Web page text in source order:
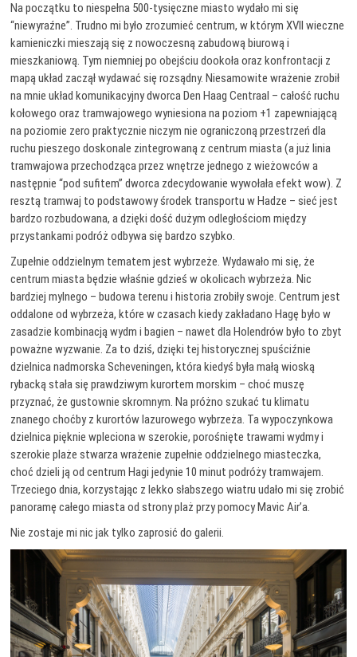
Na początku to niespełna 500-tysięczne miasto wydało mi się
“niewyraźne”. Trudno mi było zrozumieć centrum, w którym XVII wieczne
kamieniczki mieszają się z nowoczesną zabudową biurową i
mieszkaniową. Tym niemniej po obejściu dookoła oraz konfrontacji z
mapą układ zaczął wydawać się rozsądny. Niesamowite wrażenie zrobił
na mnie układ komunikacyjny dworca Den Haag Centraal – całość ruchu
kołowego oraz tramwajowego wyniesiona na poziom +1 zapewniającą
na poziomie zero praktycznie niczym nie ograniczoną przestrzeń dla
ruchu pieszego doskonale zintegrowaną z centrum miasta (a już linia
tramwajowa przechodząca przez wnętrze jednego z wieżowców a
następnie “pod sufitem” dworca zdecydowanie wywołała efekt wow). Z
resztą tramwaj to podstawowy środek transportu w Hadze – sieć jest
bardzo rozbudowana, a dzięki dość dużym odległościom między
przystankami podróż odbywa się bardzo szybko.
Zupełnie oddzielnym tematem jest wybrzeże. Wydawało mi się, że
centrum miasta będzie właśnie gdzieś w okolicach wybrzeża. Nic
bardziej mylnego – budowa terenu i historia zrobiły swoje. Centrum jest
oddalone od wybrzeża, które w czasach kiedy zakładano Hagę było w
zasadzie kombinacją wydm i bagien – nawet dla Holendrów było to zbyt
poważne wyzwanie. Za to dziś, dzięki tej historycznej spuściźnie
dzielnica nadmorska Scheveningen, która kiedyś była małą wioską
rybacką stała się prawdziwym kurortem morskim – choć muszę
przyznać, że gustownie skromnym. Na próżno szukać tu klimatu
znanego choćby z kurortów lazurowego wybrzeża. Ta wypoczynkowa
dzielnica pięknie wpleciona w szerokie, porośnięte trawami wydmy i
szerokie plaże stwarza wrażenie zupełnie oddzielnego miasteczka,
choć dzieli ją od centrum Hagi jedynie 10 minut podróży tramwajem.
Trzeciego dnia, korzystając z lekko słabszego wiatru udało mi się zrobić
panoramę całego miasta od strony plaż przy pomocy Mavic Air’a.
Nie zostaje mi nic jak tylko zaprosić do galerii.